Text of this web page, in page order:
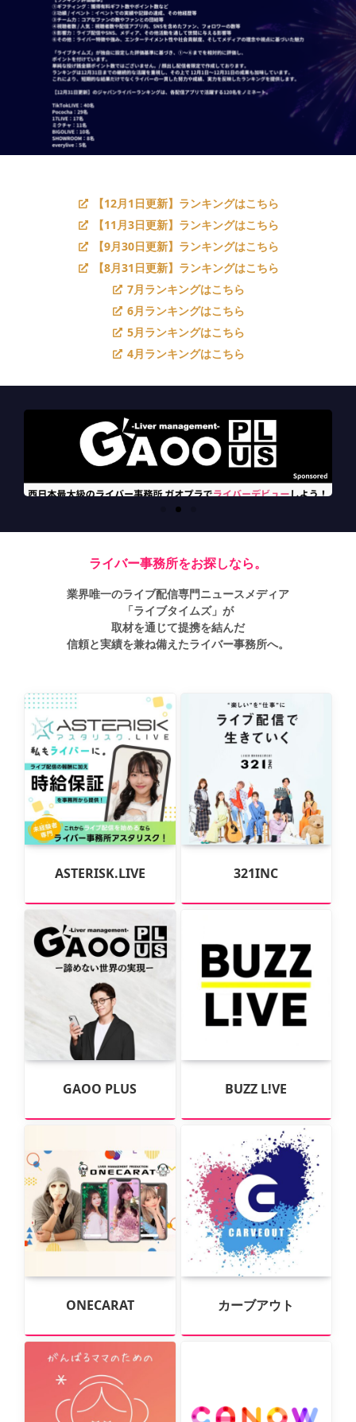
【12月1日更新】ランキングはこちら
【11月3日更新】ランキングはこちら
【9月30日更新】ランキングはこちら
【8月31日更新】ランキングはこちら
7月ランキングはこちら
6月ランキングはこちら
5月ランキングはこちら
4月ランキングはこちら
ライバー事務所をお探しなら。
業界唯一のライブ配信専門ニュースメディア
「ライブタイムズ」が
取材を通じて提携を結んだ
信頼と実績を兼ね備えたライバー事務所へ。
ASTERISK.LIVE 321INC
GAOO PLUS BUZZ L!VE
ONECARAT カーブアウト